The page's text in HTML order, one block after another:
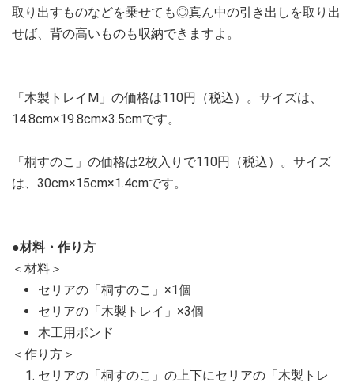
取り出すものなどを乗せても◎真ん中の引き出しを取り出
せば、背の高いものも収納できますよ。
「木製トレイM」の価格は110円（税込）。サイズは、
14.8cm×19.8cm×3.5cmです。
「桐すのこ」の価格は2枚入りで110円（税込）。サイズ
は、30cm×15cm×1.4cmです。
●材料・作り方
＜材料＞
セリアの「桐すのこ」×1個
セリアの「木製トレイ」×3個
木工用ボンド
＜作り方＞
セリアの「桐すのこ」の上下にセリアの「木製トレ